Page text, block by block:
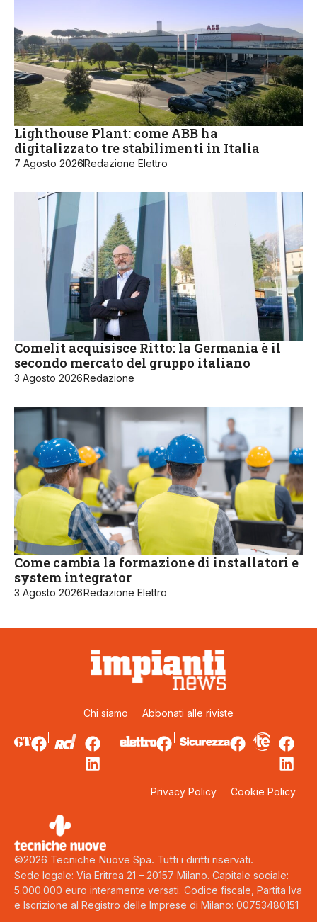
Lighthouse Plant: come ABB ha
digitalizzato tre stabilimenti in Italia
7 Agosto 2026Redazione Elettro
Comelit acquisisce Ritto: la Germania è il
secondo mercato del gruppo italiano
3 Agosto 2026Redazione
Come cambia la formazione di installatori e
system integrator
3 Agosto 2026Redazione Elettro
Chi siamo Abbonati alle riviste
Privacy Policy Cookie Policy
©2026 Tecniche Nuove Spa. Tutti i diritti riservati.
Sede legale: Via Eritrea 21 – 20157 Milano. Capitale sociale:
5.000.000 euro interamente versati. Codice fiscale, Partita Iva
e Iscrizione al Registro delle Imprese di Milano: 00753480151